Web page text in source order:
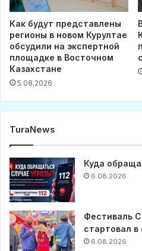
Как будут представлены
регионы в новом Курултае
обсудили на экспертной
площадке в Восточном
Казахстане
5.08.2026
TuraNews
Куда
6.08.2026
Фестиваль
стартовал в
6.08.2026